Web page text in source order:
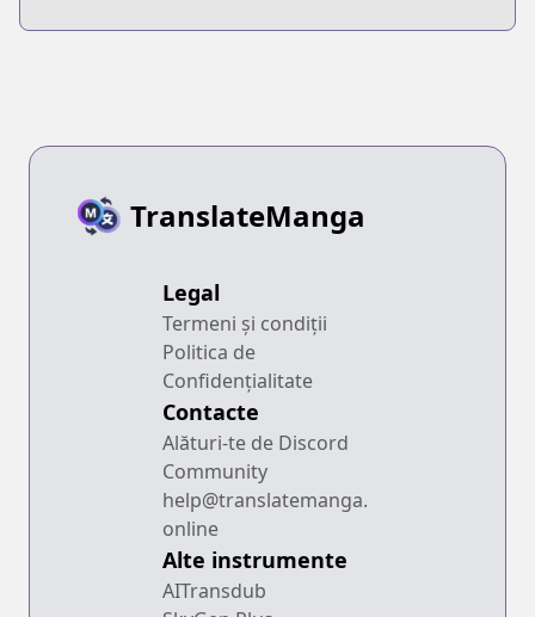
TranslateManga
Legal
Termeni și condiții
Politica de
Confidențialitate
Contacte
Alături-te de Discord
Community
help@translatemanga.
online
Alte instrumente
AITransdub